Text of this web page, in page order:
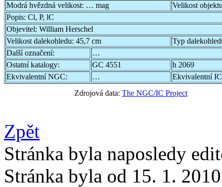
Modrá hvězdná velikost: … mag
Velikost
Popis: Cl, P, lC
Objevitel: William Herschel
Velikost dalekohledu: 45,7 cm
Typ
Další označení:
…
Ostatní katalogy:
GC 4551
h 2069
Ekvivalentní NGC:
…
Ekvivalentní
Zdrojová data: The NGC/IC Project
Zpět
Stránka byla naposledy
Stránka byla od 15. 1.